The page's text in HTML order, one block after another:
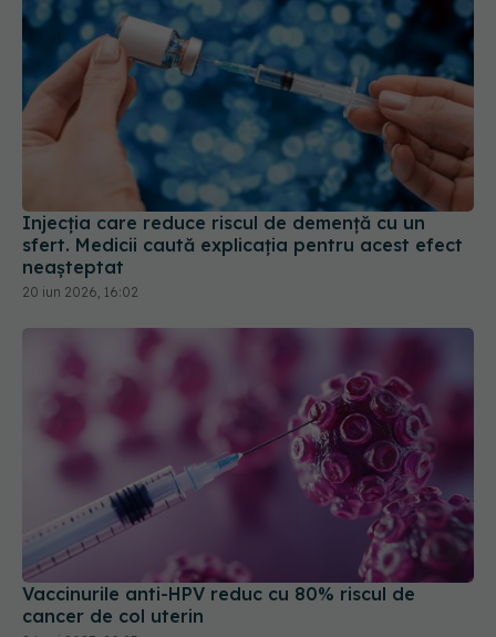
Injecția care reduce riscul de demență cu un
sfert. Medicii caută explicația pentru acest efect
Vaccinurile anti-HPV reduc cu 80% riscul de
cancer de col uterin
24 noi 2025, 20:23